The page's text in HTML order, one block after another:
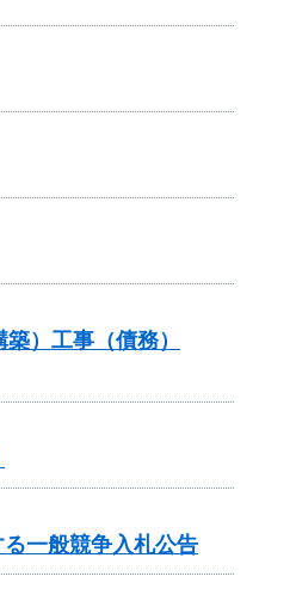
）工事（債務）
一般競争入札公告